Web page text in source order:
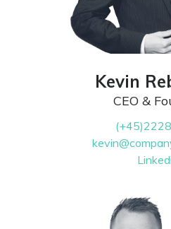
Ansættelse af
talentfulde
studentermedhjælpere
Kevin
CEO &